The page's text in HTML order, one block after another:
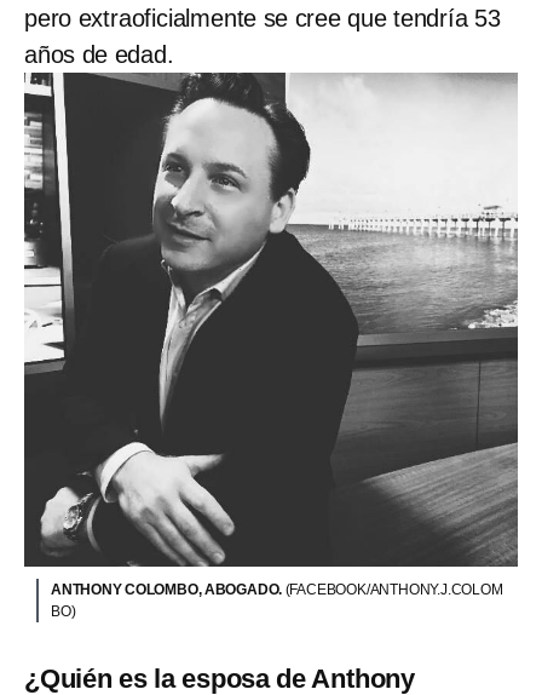
pero extraoficialmente se cree que tendría 53
años de edad.
ANTHONY COLOMBO, ABOGADO. (FACEBOOK/ANTHONY.J.COLOM
BO)
¿Quién es la esposa de Anthony